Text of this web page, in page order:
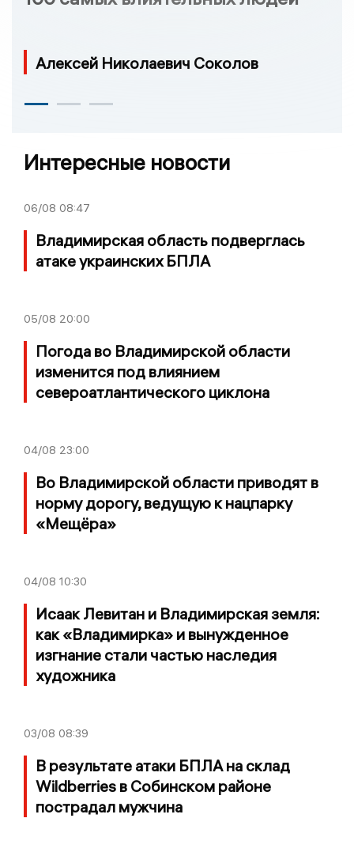
Алексей Николаевич Соколов
Интересные новости
06/08 08:47
Владимирская область подверглась
атаке украинских БПЛА
05/08 20:00
Погода во Владимирской области
изменится под влиянием
североатлантического циклона
04/08 23:00
Во Владимирской области приводят в
норму дорогу, ведущую к нацпарку
«Мещёра»
04/08 10:30
Исаак Левитан и Владимирская земля:
как «Владимирка» и вынужденное
изгнание стали частью наследия
художника
03/08 08:39
В результате атаки БПЛА на склад
Wildberries в Собинском районе
пострадал мужчина